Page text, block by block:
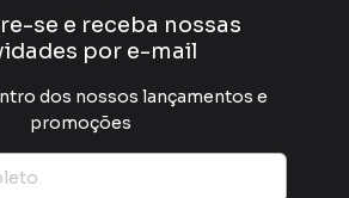
se e receba nossas
por e-mail
dos nossos lançamentos e
promoções